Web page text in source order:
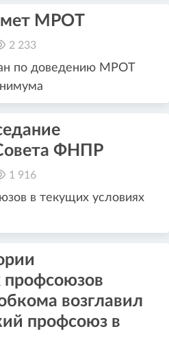
МРОТ
2 233
по доведению МРОТ
ФНПР
1 916
в текущих условиях
профсоюзов
возглавил
профсоюз в